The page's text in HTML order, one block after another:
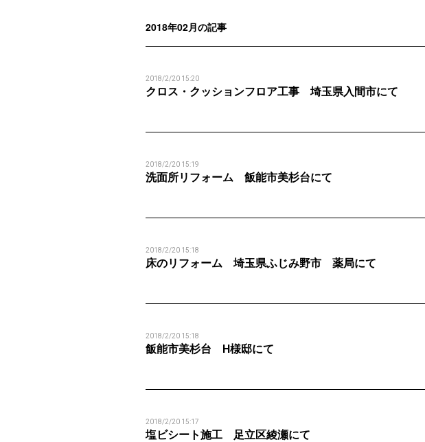
2018年02月の記事
2018/2/20 15:20
クロス・クッションフロア工事 埼玉県入間市にて
2018/2/20 15:19
洗面所リフォーム 飯能市美杉台にて
2018/2/20 15:18
床のリフォーム 埼玉県ふじみ野市 薬局にて
2018/2/20 15:18
飯能市美杉台 H様邸にて
2018/2/20 15:17
塩ビシート施工 足立区綾瀬にて